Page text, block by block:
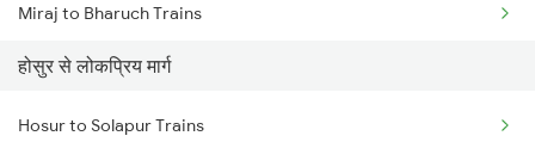
Miraj to Bharuch Trains
Miraj to Koppal Trains
Miraj to Wanyachiwadi Trains
होसुर से लोकप्रिय मार्ग
Hosur to Solapur Trains